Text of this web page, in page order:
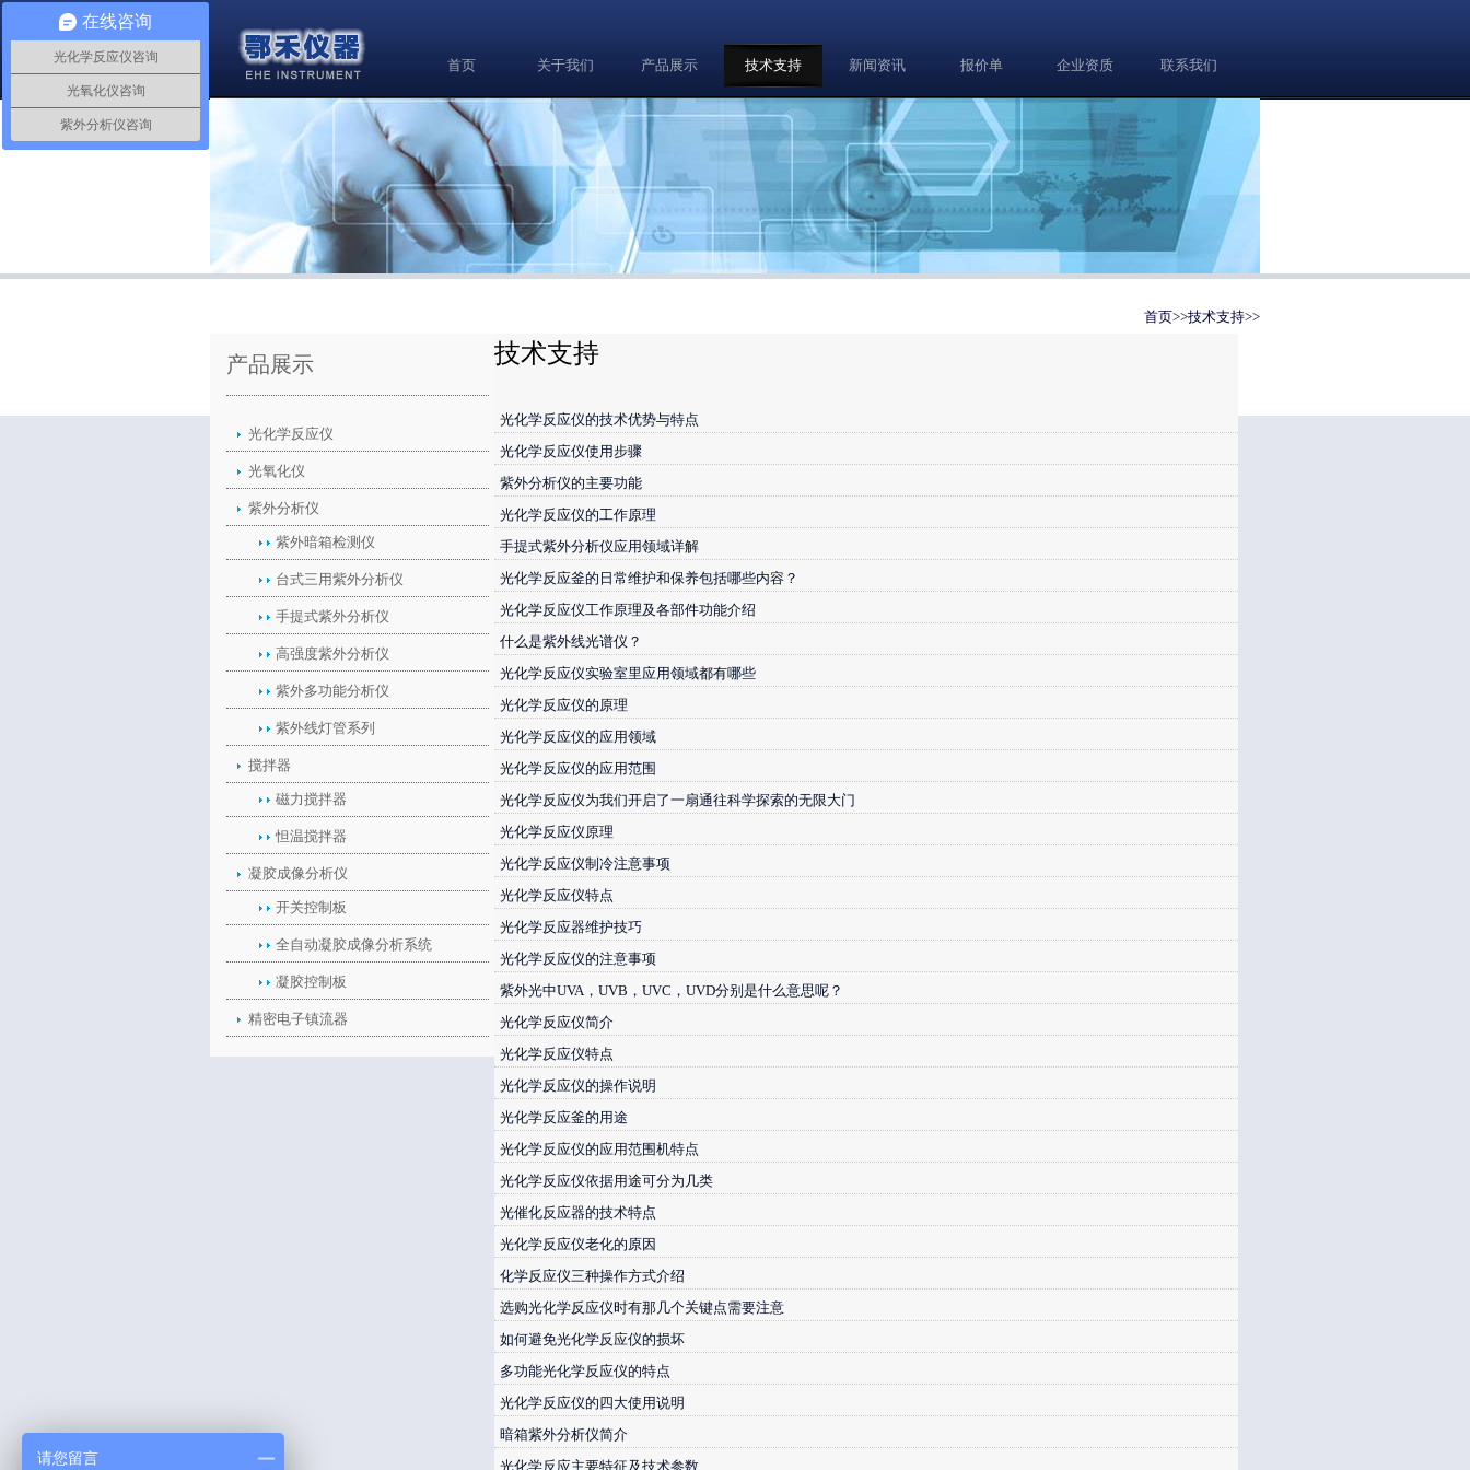
首页 关于我们 产品展示 技术支持 新闻资讯 报价单 企业资质 联系我们
首页>>技术支持>>
产品展示
光化学反应仪
光氧化仪
紫外分析仪
紫外暗箱检测仪
台式三用紫外分析仪
手提式紫外分析仪
高强度紫外分析仪
紫外多功能分析仪
紫外线灯管系列
搅拌器
磁力搅拌器
怛温搅拌器
凝胶成像分析仪
开关控制板
全自动凝胶成像分析系统
凝胶控制板
精密电子镇流器
技术支持
光化学反应仪的技术优势与特点
光化学反应仪使用步骤
紫外分析仪的主要功能
光化学反应仪的工作原理
手提式紫外分析仪应用领域详解
光化学反应釜的日常维护和保养包括哪些内容？
光化学反应仪工作原理及各部件功能介绍
什么是紫外线光谱仪？
光化学反应仪实验室里应用领域都有哪些
光化学反应仪的原理
光化学反应仪的应用领域
光化学反应仪的应用范围
光化学反应仪为我们开启了一扇通往科学探索的无限大门
光化学反应仪原理
光化学反应仪制冷注意事项
光化学反应仪特点
光化学反应器维护技巧
光化学反应仪的注意事项
紫外光中UVA，UVB，UVC，UVD分别是什么意思呢？
光化学反应仪简介
光化学反应仪特点
光化学反应仪的操作说明
光化学反应釜的用途
光化学反应仪的应用范围机特点
光化学反应仪依据用途可分为几类
光催化反应器的技术特点
光化学反应仪老化的原因
化学反应仪三种操作方式介绍
选购光化学反应仪时有那几个关键点需要注意
如何避免光化学反应仪的损坏
多功能光化学反应仪的特点
光化学反应仪的四大使用说明
暗箱紫外分析仪简介
光化学反应主要特征及技术参数
在线咨询
光化学反应仪咨询
光氧化仪咨询
紫外分析仪咨询
请您留言